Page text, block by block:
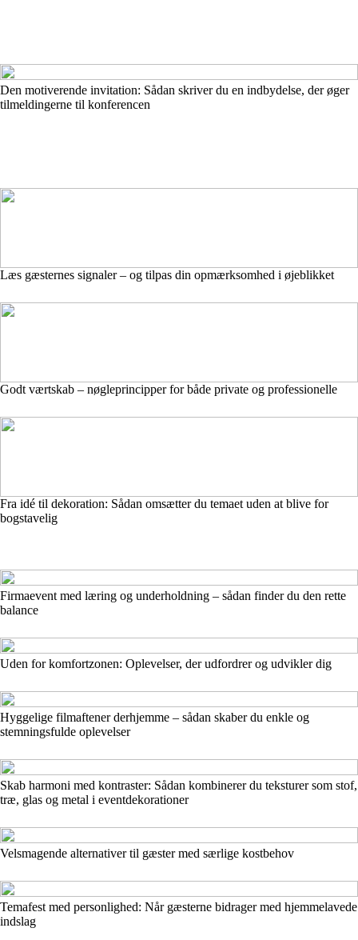
Den motiverende invitation: Sådan skriver du en indbydelse, der øger
tilmeldingerne til konferencen
Læs gæsternes signaler – og tilpas din opmærksomhed i øjeblikket
Godt værtskab – nøgleprincipper for både private og professionelle
Fra idé til dekoration: Sådan omsætter du temaet uden at blive for
bogstavelig
Firmaevent med læring og underholdning – sådan finder du den rette
balance
Uden for komfortzonen: Oplevelser, der udfordrer og udvikler dig
Hyggelige filmaftener derhjemme – sådan skaber du enkle og
stemningsfulde oplevelser
Skab harmoni med kontraster: Sådan kombinerer du teksturer som stof,
træ, glas og metal i eventdekorationer
Velsmagende alternativer til gæster med særlige kostbehov
Temafest med personlighed: Når gæsterne bidrager med hjemmelavede
indslag